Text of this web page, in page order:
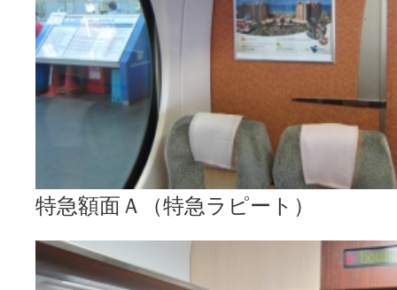
特急額面Ａ（特急ラピート）